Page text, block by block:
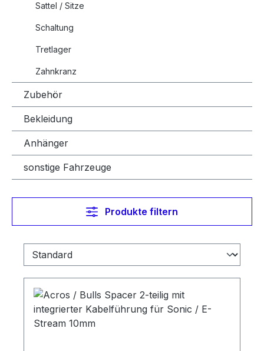
Sattel / Sitze
Schaltung
Tretlager
Zahnkranz
Zubehör
Bekleidung
Anhänger
sonstige Fahrzeuge
Produkte filtern